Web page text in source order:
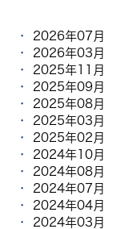
2026年07月
2026年03月
2025年11月
2025年09月
2025年08月
2025年03月
2025年02月
2024年10月
2024年08月
2024年07月
2024年04月
2024年03月